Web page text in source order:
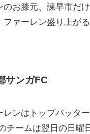
のお膝元、諫早市だ
ファーレン盛り上が
サンガFC
レンはトップバッタ
チームは翌日の日曜